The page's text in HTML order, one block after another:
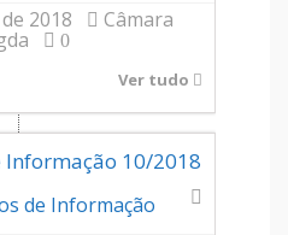
2018
Câmara
0
Ver tudo
10/2018
de Informação